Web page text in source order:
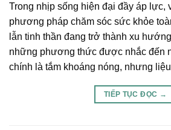
Trong nhịp sống hiện đại đầy áp lực,
phương pháp chăm sóc sức khỏe
lẫn tinh thần đang trở thành xu
những phương thức được nhắc đến
chính là tắm khoáng nóng, nhưng
TIẾP TỤC ĐỌC →